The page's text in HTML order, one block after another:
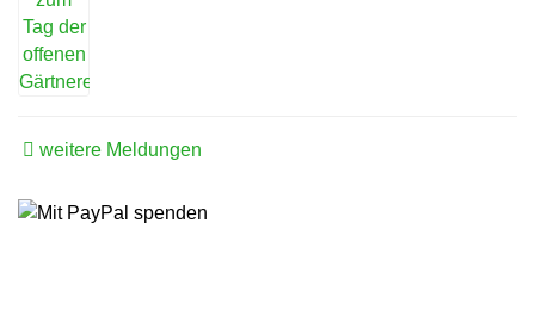
weitere Meldungen